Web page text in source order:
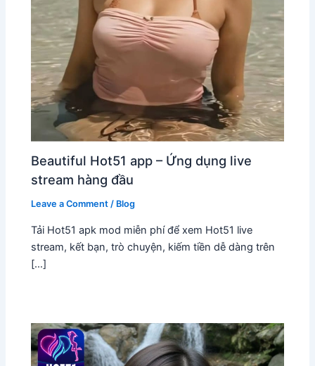
Beautiful Hot51 app – Ứng dụng live
stream hàng đầu
Leave a Comment / Blog
Tải Hot51 apk mod miễn phí để xem Hot51 live
stream, kết bạn, trò chuyện, kiếm tiền dễ dàng trên
[…]